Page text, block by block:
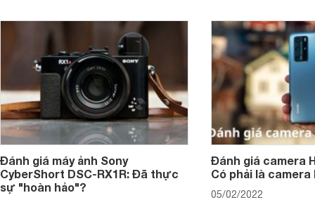
Đánh giá máy ảnh Sony
CyberShort DSC-RX1R: Đã thực
sự "hoàn hảo"?
Đánh giá camera
Có phải là
05/02/2022